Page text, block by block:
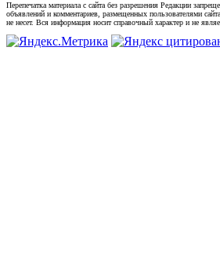
Перепечатка материала с сайта без разрешения Редакции
объявлений и комментариев, размещенных пользователями
не несет. Вся информация носит справочный характер и не